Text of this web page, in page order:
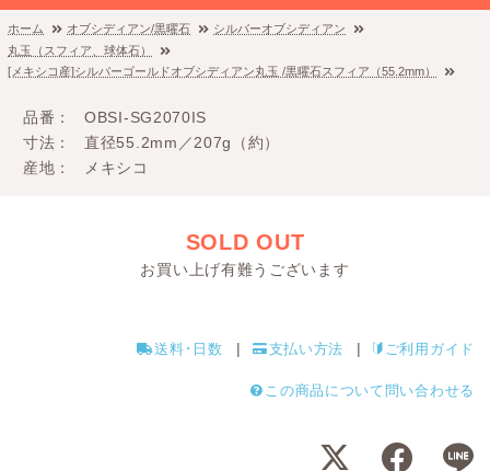
ホーム オブシディアン/黒曜石
シルバーオブシディアン
丸玉（スフィア、球体石）
[メキシコ産]シルバーゴールドオブシディアン丸玉 /黒曜石スフィア（55.2mm）
品番
OBSI-SG2070IS
寸法
直径55.2mm／207g（約）
産地
メキシコ
SOLD OUT
お買い上げ有難うございます
送料･日数 支払い方法 ご利用ガイド
この商品について問い合わせる